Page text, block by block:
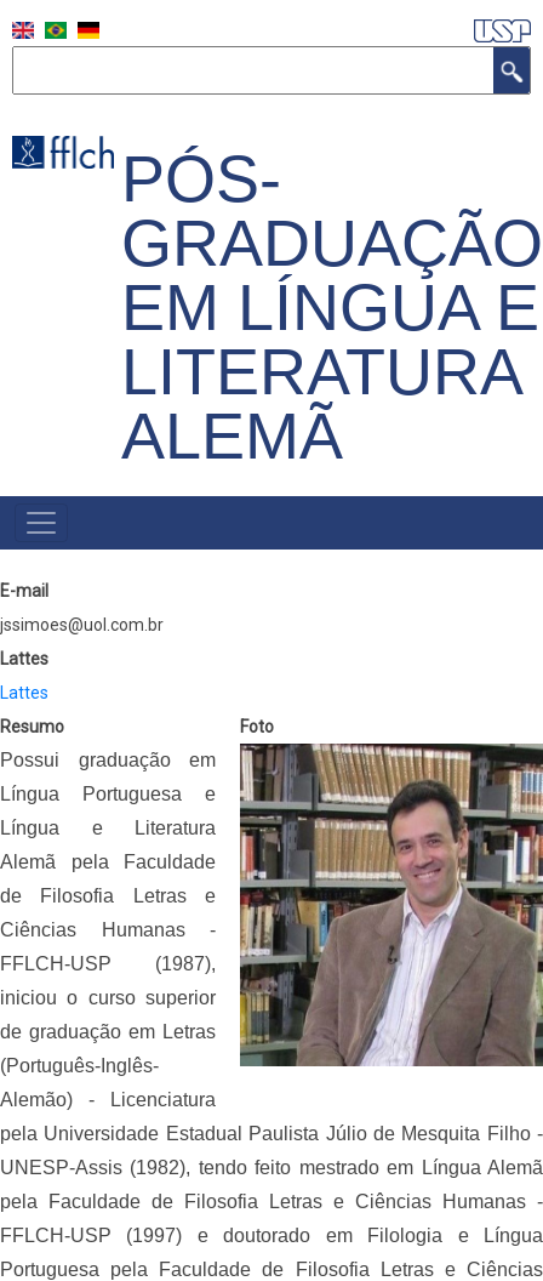
to
PÓS-
GRADUAÇÃO
EM LÍNGUA E
LITERATURA
ALEMÃ
MAIN
NAVIGATION
E-mail
jssimoes@uol.com.br
Lattes
Lattes
Foto
Resumo
Possui graduação em
Língua Portuguesa e
Língua e Literatura
Alemã pela Faculdade
de Filosofia Letras e
Ciências Humanas -
FFLCH-USP (1987),
iniciou o curso superior
de graduação em Letras
(Português-Inglês-
Alemão) - Licenciatura
pela Universidade Estadual Paulista Júlio de Mesquita Filho -
UNESP-Assis (1982), tendo feito mestrado em Língua Alemã
pela Faculdade de Filosofia Letras e Ciências Humanas -
FFLCH-USP (1997) e doutorado em Filologia e Língua
Portuguesa pela Faculdade de Filosofia Letras e Ciências